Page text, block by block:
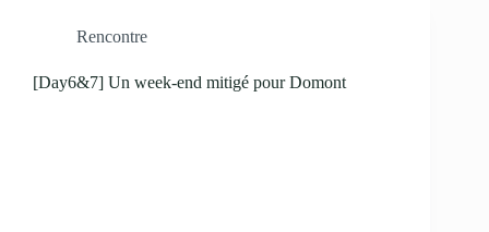
Rencontre
[Day6&7] Un week-end mitigé pour Domont